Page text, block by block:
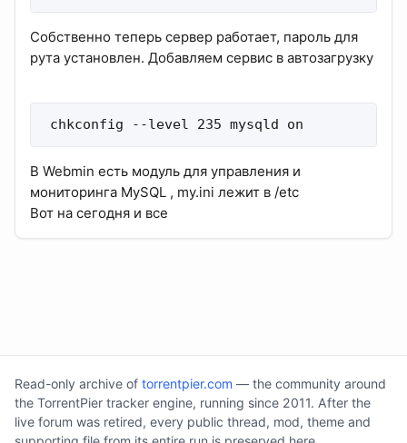
Собственно теперь сервер работает, пароль для
рута установлен. Добавляем сервис в автозагрузку
chkconfig --level 235 mysqld on
В Webmin есть модуль для управления и
мониторинга MySQL , my.ini лежит в /etc
Вот на сегодня и все
Read-only archive of torrentpier.com — the community around
the TorrentPier tracker engine, running since 2011. After the
live forum was retired, every public thread, mod, theme and